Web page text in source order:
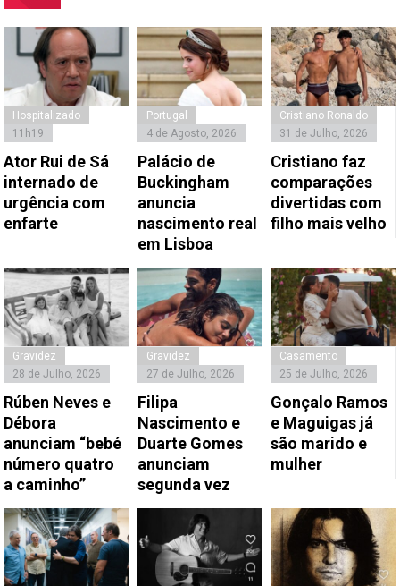
Hospitalizado
11h19
Ator Rui de Sá
internado de
urgência com
enfarte
Portugal
4 de Agosto, 2026
Palácio de
Buckingham
anuncia
nascimento real
em Lisboa
Cristiano Ronaldo
31 de Julho, 2026
Cristiano faz
comparações
divertidas com
filho mais velho
Gravidez
28 de Julho, 2026
Rúben Neves e
Débora
anunciam “bebé
número quatro
a caminho”
Gravidez
27 de Julho, 2026
Filipa
Nascimento e
Duarte Gomes
anunciam
segunda vez
Casamento
25 de Julho, 2026
Gonçalo Ramos
e Maguigas já
são marido e
mulher